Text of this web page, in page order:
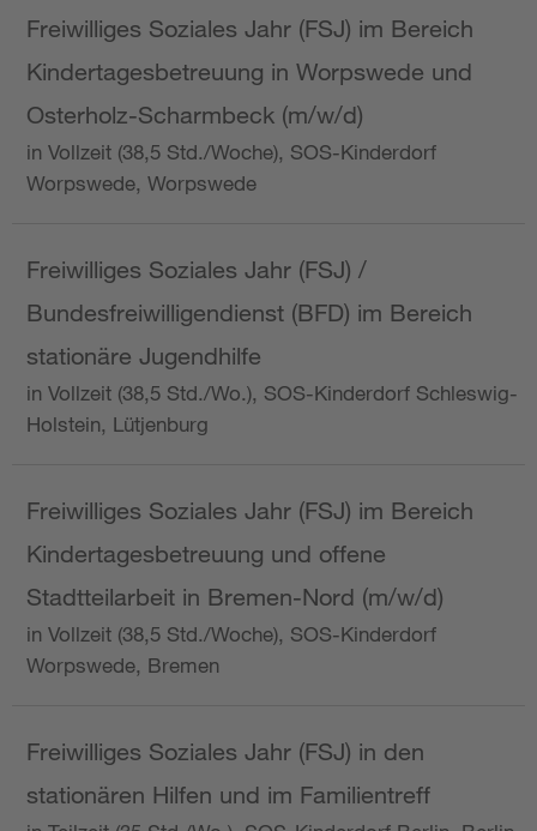
Freiwilliges Soziales Jahr (FSJ) im Bereich
Kindertagesbetreuung in Worpswede und
Osterholz-Scharmbeck (m/w/d)
in Vollzeit (38,5 Std./Woche), SOS-Kinderdorf
Worpswede, Worpswede
Freiwilliges Soziales Jahr (FSJ) /
Bundesfreiwilligendienst (BFD) im Bereich
stationäre Jugendhilfe
in Vollzeit (38,5 Std./Wo.), SOS-Kinderdorf Schleswig-
Holstein, Lütjenburg
Freiwilliges Soziales Jahr (FSJ) im Bereich
Kindertagesbetreuung und offene
Stadtteilarbeit in Bremen-Nord (m/w/d)
in Vollzeit (38,5 Std./Woche), SOS-Kinderdorf
Worpswede, Bremen
Freiwilliges Soziales Jahr (FSJ) in den
stationären Hilfen und im Familientreff